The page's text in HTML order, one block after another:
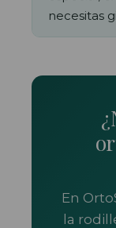
necesitas
En
la